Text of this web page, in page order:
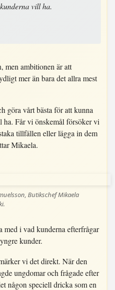
vill ha.
men ambitionen är att
mer än bara det allra mest
göra vårt bästa för att kunna
ha. Får vi önskemål försöker vi
tillfällen eller lägga in dem
Mikaela.
Butikschef Mikaela
med i vad kunderna efterfrågar
kunder.
vi det direkt. När den
ungdomar och frågade efter
någon speciell dricka som en